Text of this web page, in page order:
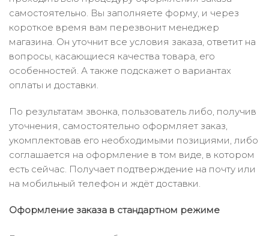
самостоятельно. Вы заполняете форму, и через
короткое время вам перезвонит менеджер
магазина. Он уточнит все условия заказа, ответит на
вопросы, касающиеся качества товара, его
особенностей. А также подскажет о вариантах
оплаты и доставки.
По результатам звонка, пользователь либо, получив
уточнения, самостоятельно оформляет заказ,
укомплектовав его необходимыми позициями, либо
соглашается на оформление в том виде, в котором
есть сейчас. Получает подтверждение на почту или
на мобильный телефон и ждёт доставки.
Оформление заказа в стандартном режиме